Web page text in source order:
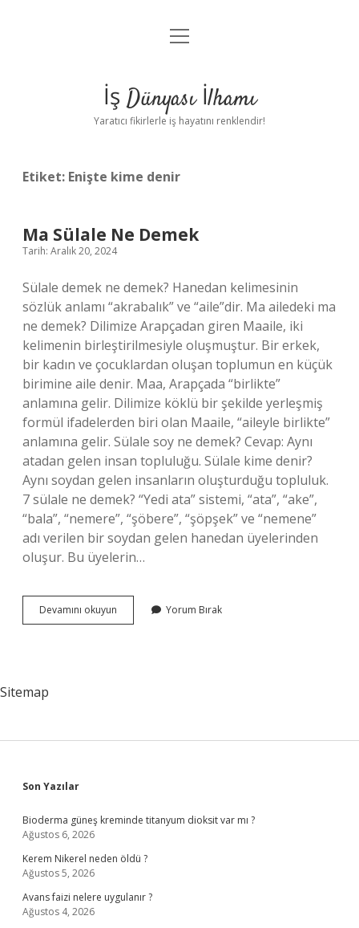
Anasayfa
Yasal Uyarı
menüyü
İş Dünyası İlhamı
Yaratıcı fikirlerle iş hayatını renklendir!
Etiket: Enişte kime denir
Ma Sülale Ne Demek
Tarih: Aralık 20, 2024
Sülale demek ne demek? Hanedan kelimesinin
sözlük anlamı “akrabalık” ve “aile”dir. Ma ailedeki ma
ne demek? Dilimize Arapçadan giren Maaile, iki
kelimenin birleştirilmesiyle oluşmuştur. Bir erkek,
bir kadın ve çocuklardan oluşan toplumun en küçük
birimine aile denir. Maa, Arapçada “birlikte”
anlamına gelir. Dilimize köklü bir şekilde yerleşmiş
formül ifadelerden biri olan Maaile, “aileyle birlikte”
anlamına gelir. Sülale soy ne demek? Cevap: Aynı
atadan gelen insan topluluğu. Sülale kime denir?
Aynı soydan gelen insanların oluşturduğu topluluk.
7 sülale ne demek? “Yedi ata” sistemi, “ata”, “ake”,
“bala”, “nemere”, “şöbere”, “şöpşek” ve “nemene”
adı verilen bir soydan gelen hanedan üyelerinden
oluşur. Bu üyelerin…
Devamını okuyun
Sülale
Yorum Bırak
Sitemap
Sidebar
Son Yazılar
Bioderma güneş kreminde titanyum dioksit var mı ?
Ağustos 6, 2026
Kerem Nikerel neden öldü ?
Ağustos 5, 2026
Avans faizi nelere uygulanır ?
Ağustos 4, 2026